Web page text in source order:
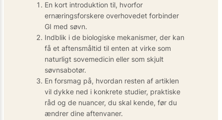
En kort introduktion til, hvorfor
ernæringsforskere overhovedet forbinder
GI med søvn.
Indblik i de biologiske mekanismer, der kan
få et aftensmåltid til enten at virke som
naturligt sovemedicin eller som skjult
søvnsabotør.
En forsmag på, hvordan resten af artiklen
vil dykke ned i konkrete studier, praktiske
råd og de nuancer, du skal kende, før du
ændrer dine aftenvaner.